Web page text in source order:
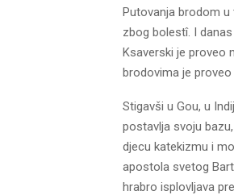
Putovanja brodom
zbog bolestî. I
Ksaverski je proveo
brodovima je
Stigavši u Gou, u
postavlja svoju
djecu katekizmu i
apostola svetog
hrabro isplovljava